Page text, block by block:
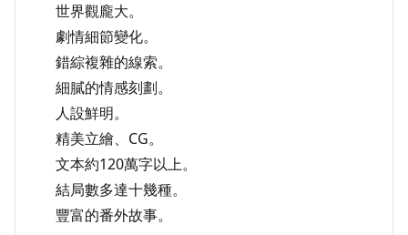
世界觀龐大。
劇情細節變化。
錯綜複雜的線索。
細膩的情感刻劃。
人設鮮明。
精美立繪、CG。
文本約120萬字以上。
結局數多達十幾種。
豐富的番外故事。